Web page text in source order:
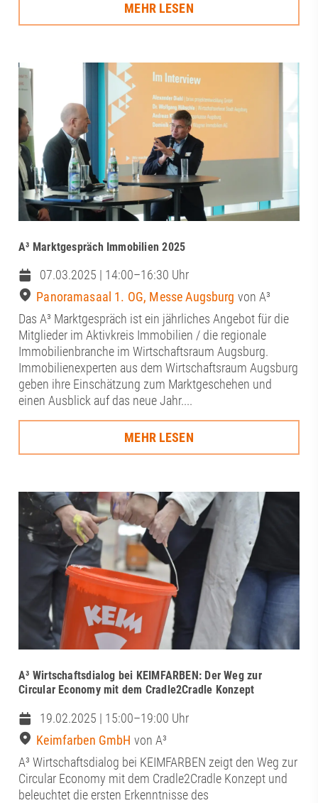
MEHR LESEN
A³ Marktgespräch Immobilien 2025
07.03.2025 | 14:00–16:30 Uhr
Panoramasaal 1. OG, Messe Augsburg von A³
Das A³ Marktgespräch ist ein jährliches Angebot für die
Mitglieder im Aktivkreis Immobilien / die regionale
Immobilienbranche im Wirtschaftsraum Augsburg.
Immobilienexperten aus dem Wirtschaftsraum Augsburg
geben ihre Einschätzung zum Marktgeschehen und
einen Ausblick auf das neue Jahr....
MEHR LESEN
A³ Wirtschaftsdialog bei KEIMFARBEN: Der Weg zur
Circular Economy mit dem Cradle2Cradle Konzept
19.02.2025 | 15:00–19:00 Uhr
Keimfarben GmbH von A³
A³ Wirtschaftsdialog bei KEIMFARBEN zeigt den Weg zur
Circular Economy mit dem Cradle2Cradle Konzept und
beleuchtet die ersten Erkenntnisse des